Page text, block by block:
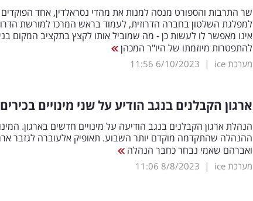
שר התרבות והספורט מנסה למנות את מהדי נסראלדין, אחד
למפלגת השלטון בחברה הדרוזית, לעמוד בראש המרכז למורשת
אינו מאפשר לו לעשות כן - מה שמוביל אותו לקצץ בתקציב המקום
להתפטרות מיוזמתו של היו"ר המכהן
מערכת ice |
6/10/2023
11:56
ארגון הקבלנים בנגב הודיע על שני מינויים
הנהלת ארגון הקבלנים בנגב הודיעה על מינויים חדשים בארגון.
ההנהלה שהתקדמה מוקדם יותר השבוע. תאופיק אלעוברה לגזבר
ואברהם שאמי נבחר כחבר הנהלה
מערכת ice |
8/8/2023
11:06